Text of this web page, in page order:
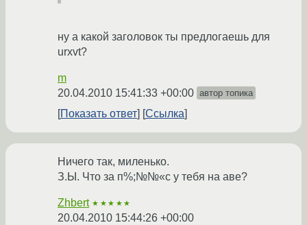
ну а какой заголовок ты предлогаешь для
urxvt?
m
20.04.2010 15:41:33 +00:00 автор топика
Показать ответ Ссылка
Ничего так, миленько.
З.Ы. Что за п%;№№«с у тебя на аве?
Zhbert ★★★★★
20.04.2010 15:44:26 +00:00